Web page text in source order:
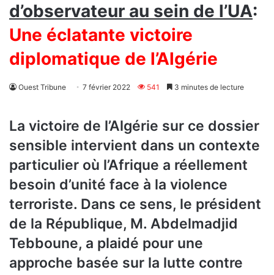
d’observateur au sein de l’UA:
Une éclatante victoire
diplomatique de l’Algérie
Ouest Tribune 7 février 2022 541 3 minutes de lecture
La victoire de l’Algérie sur ce dossier
sensible intervient dans un contexte
particulier où l’Afrique a réellement
besoin d’unité face à la violence
terroriste. Dans ce sens, le président
de la République, M. Abdelmadjid
Tebboune, a plaidé pour une
approche basée sur la lutte contre